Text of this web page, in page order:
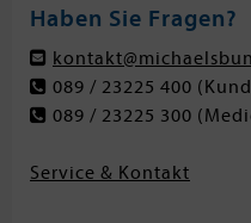
Haben Sie Fragen?
089 / 23225 400
089 / 23225 300
Service & Kontakt